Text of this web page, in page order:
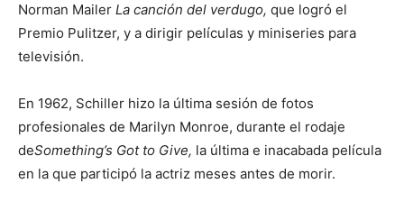
Norman Mailer La canción del verdugo, que logró el
Premio Pulitzer, y a dirigir películas y miniseries para
televisión.
En 1962, Schiller hizo la última sesión de fotos
profesionales de Marilyn Monroe, durante el rodaje
deSomething’s Got to Give, la última e inacabada película
en la que participó la actriz meses antes de morir.